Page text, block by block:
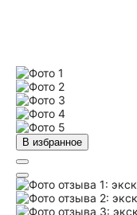
В избранное